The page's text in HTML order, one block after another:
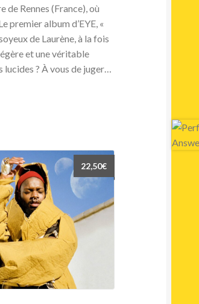
de Rennes (France), où
premier album d’EYE, «
de Laurène, à la fois
et une véritable
lucides ? À vous de juger…
22,50€